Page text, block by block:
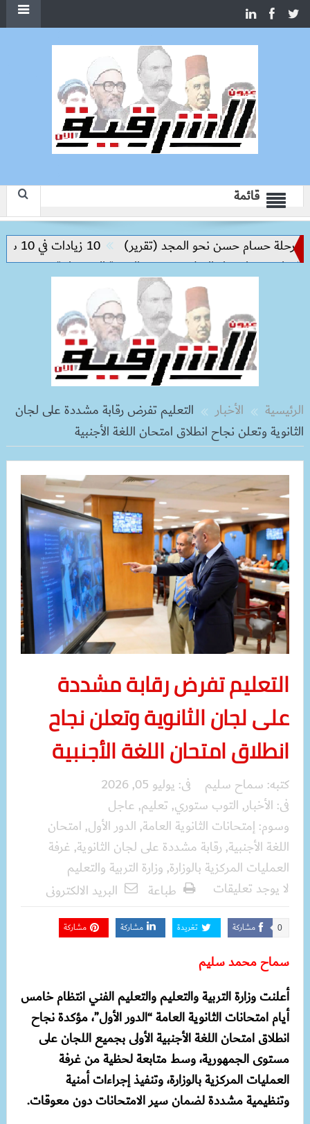
قائمة
حسام حسن نحو المجد (تقرير)
10 زيادات في 10 سنوات.. هل حان الوقت لرفع دعم البنزين نهائيا؟
مفتاح بناء السلام وتحقيق التنمية المستدامة
الرئيسية الأخبار
التعليم تفرض رقابة مشددة على لجان
الثانوية وتعلن نجاح انطلاق امتحان اللغة الأجنبية
التعليم تفرض رقابة مشددة
على لجان الثانوية وتعلن نجاح
انطلاق امتحان اللغة الأجنبية
كتبه: سماح سليم فى: يوليو 05, 2026
فى: الأخبار, التوب ستوري, تعليم, عاجل
وسوم: إمتحانات الثانوية العامة, الدور الأول, امتحان
اللغة الأجنبية, رقابة مشددة على لجان الثانوية, غرفة
العمليات المركزية بالوزارة, وزارة التربية والتعليم
لا يوجد تعليقات
طباعة البريد الالكترونى
مشاركة 0 تغريدة مشاركة مشاركة
سماح محمد سليم
أعلنت وزارة التربية والتعليم والتعليم الفني انتظام خامس
أيام امتحانات الثانوية العامة “الدور الأول”، مؤكدة نجاح
انطلاق امتحان اللغة الأجنبية الأولى بجميع اللجان على
مستوى الجمهورية، وسط متابعة لحظية من غرفة
العمليات المركزية بالوزارة، وتنفيذ إجراءات أمنية
وتنظيمية مشددة لضمان سير الامتحانات دون معوقات.